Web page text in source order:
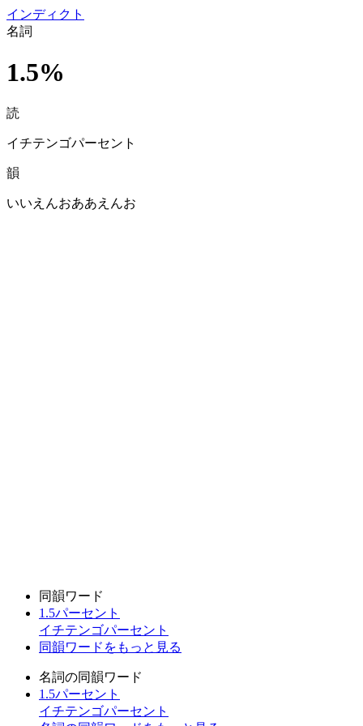
インディクト
名詞
1.5%
読
イチテンゴパーセント
韻
いいえんおああえんお
同韻ワード
1.5パーセント
イチテンゴパーセント
同韻ワードをもっと見る
名詞の同韻ワード
1.5パーセント
イチテンゴパーセント